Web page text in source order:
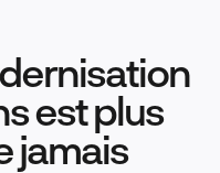
produit
est plus
jamais